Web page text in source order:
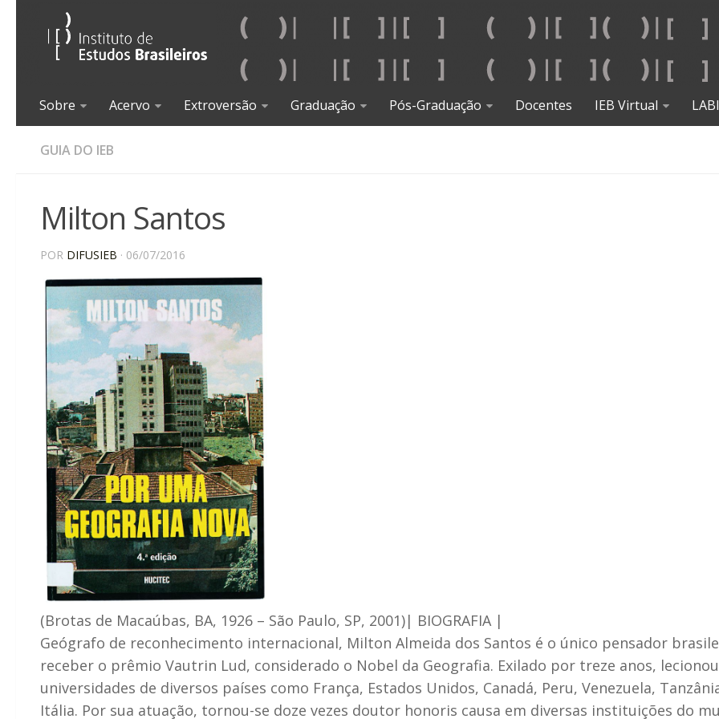
Sobre Acervo Extroversão Graduação Pós-Graduação Docentes IEB Virtual
GUIA DO IEB
Milton Santos
POR DIFUSIEB · 06/07/2016
(Brotas de Macaúbas, BA, 1926 – São Paulo, SP, 2001)| BIOGRAFIA |
Geógrafo de reconhecimento internacional, Milton Almeida dos Santos é o único pensador
receber o prêmio Vautrin Lud, considerado o Nobel da Geografia. Exilado por treze anos,
universidades de diversos países como França, Estados Unidos, Canadá, Peru, Venezuela,
Itália. Por sua atuação, tornou-se doze vezes doutor honoris causa em diversas instituições do